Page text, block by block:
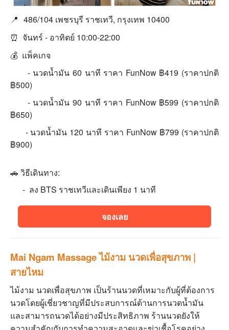
📍 486/104 เพชรบุรี ราชเทวี, กรุงเทพ 10400
⏰ จันทร์ - อาทิตย์ 10:00-22:00
💰 แพ็คเกจ
- นวดนํ้ามัน 60 นาที ราคา FunNow ฿419 (ราคาปกติ
฿500)
- นวดนํ้ามัน 90 นาที ราคา FunNow ฿599 (ราคาปกติ
฿650)
- นวดนํ้ามัน 120 นาที ราคา FunNow ฿799 (ราคาปกติ
฿900)
🚗 วิธีเดินทาง:
- ลง BTS ราชเทวีและเดินเพียง 1 นาที
จองเลย
Mai Ngam Massage ไม้งาม นวดเพื่อสุขภาพ |
สายไหม
ไม้งาม นวดเพื่อสุขภาพ เป็นร้านนวดที่เหมาะกับผู้ที่ต้องการ
นวดโดยผู้เชี่ยวชาญที่มีประสบการณ์ด้านการนวดนํ้ามัน
และสามารถนวดได้อย่างมีประสิทธิภาพ ร้านนวดยังให้